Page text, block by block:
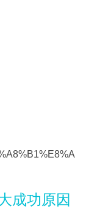
成功原因